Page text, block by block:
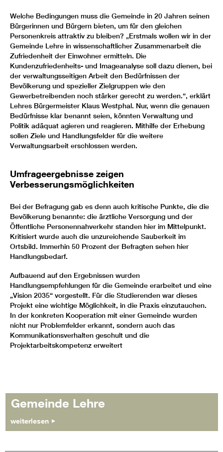
Welche Bedingungen muss die Gemeinde in 20 Jahren seinen
Bürgerinnen und Bürgern bieten, um für den gleichen
Personenkreis attraktiv zu bleiben? „Erstmals wollen wir in der
Gemeinde Lehre in wissenschaftlicher Zusammenarbeit die
Zufriedenheit der Einwohner ermitteln. Die
Kundenzufriedenheits- und Imageanalyse soll dazu dienen, bei
der verwaltungsseitigen Arbeit den Bedürfnissen der
Bevölkerung und spezieller Zielgruppen wie den
Gewerbetreibenden noch stärker gerecht zu werden.“, erklärt
Lehres Bürgermeister Klaus Westphal. Nur, wenn die genauen
Bedürfnisse klar benannt seien, könnten Verwaltung und
Politik adäquat agieren und reagieren. Mithilfe der Erhebung
sollen Ziele und Handlungsfelder für die weitere
Verwaltungsarbeit erschlossen werden.
Umfrageergebnisse zeigen
Verbesserungsmöglichkeiten
Bei der Befragung gab es denn auch kritische Punkte, die die
Bevölkerung benannte: die ärztliche Versorgung und der
Öffentliche Personennahverkehr standen hier im Mittelpunkt.
Kritisiert wurde auch die unzureichende Sauberkeit im
Ortsbild. Immerhin 50 Prozent der Befragten sehen hier
Handlungsbedarf.
Aufbauend auf den Ergebnissen wurden
Handlungsempfehlungen für die Gemeinde erarbeitet und eine
„Vision 2035“ vorgestellt. Für die Studierenden war dieses
Projekt eine wichtige Möglichkeit, in die Praxis einzutauchen.
In der konkreten Kooperation mit einer Gemeinde wurden
nicht nur Problemfelder erkannt, sondern auch das
Kommunikationsverhalten geschult und die
Projektarbeitskompetenz erweitert
Gemeinde Lehre
weiterlesen